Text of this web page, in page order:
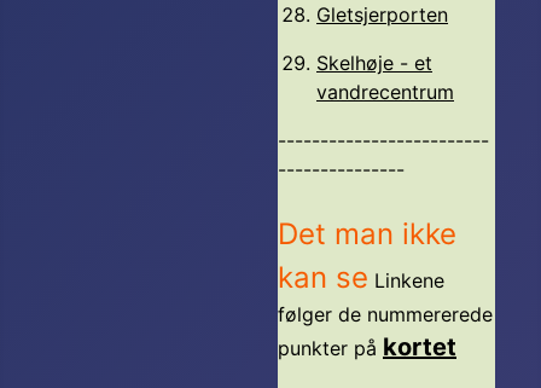
Gletsjerporten
Skelhøje - et
vandrecentrum
-------------------------
---------------
Det man ikke
kan se Linkene
følger de nummererede
punkter på kortet